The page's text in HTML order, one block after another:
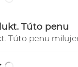
Túto penu
Túto penu